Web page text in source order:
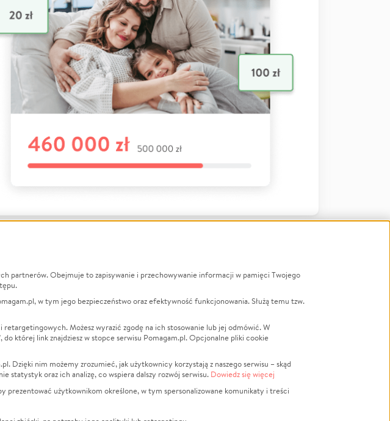
Zbieraj na
Leczenie
Zwierzęta
Pożar
Sport
Pomoc Finansowa
Pogrzeb
LGBTQ+
Powódź
Wichura
Religia
Edukacja
partnerów. Obejmuje to zapisywanie i przechowywanie informacji w pamięci Twojego
w tym jego bezpieczeństwo oraz efektywność funkcjonowania. Służą temu tzw.
Możesz wyrazić zgodę na ich stosowanie lub jej odmówić. W
której link znajdziesz w stopce serwisu Pomagam.pl. Opcjonalne pliki cookie
Dzięki nim możemy zrozumieć, jak użytkownicy korzystają z naszego serwisu – skąd
statystyk oraz ich analizę, co wspiera dalszy rozwój serwisu. Dowiedz się więcej
prezentować użytkownikom określone, w tym spersonalizowane komunikaty i treści